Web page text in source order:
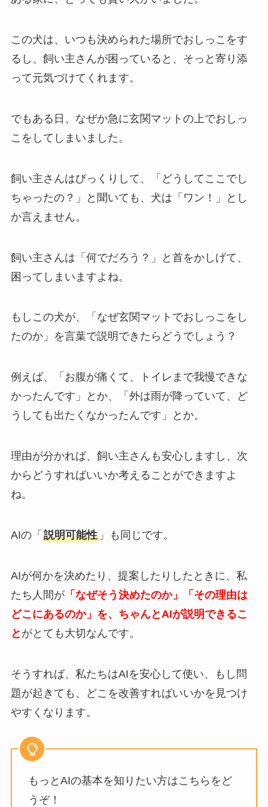
この犬は、いつも決められた場所でおしっこをす
るし、飼い主さんが困っていると、そっと寄り添
って元気づけてくれます。
でもある日、なぜか急に玄関マットの上でおしっ
こをしてしまいました。
飼い主さんはびっくりして、「どうしてここでし
ちゃったの？」と聞いても、犬は「ワン！」とし
か言えません。
飼い主さんは「何でだろう？」と首をかしげて、
困ってしまいますよね。
もしこの犬が、「なぜ玄関マットでおしっこをし
たのか」を言葉で説明できたらどうでしょう？
例えば、「お腹が痛くて、トイレまで我慢できな
かったんです」とか、「外は雨が降っていて、ど
うしても出たくなかったんです」とか。
理由が分かれば、飼い主さんも安心しますし、次
からどうすればいいか考えることができますよ
ね。
AIの「 説明可能性」も同じです。
AIが何かを決めたり、提案したりしたときに、私
たち人間が「なぜそう決めたのか」「その理由は
どこにあるのか」を、ちゃんとAIが説明できるこ
と がとても大切なんです。
そうすれば、私たちはAIを安心して使い、もし問
題が起きても、どこを改善すればいいかを見つけ
やすくなります。
もっとAIの基本を知りたい方はこちらをど
うぞ！